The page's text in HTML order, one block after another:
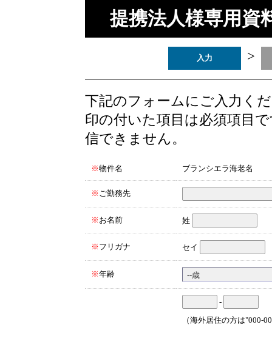
提携法人様専用資
入力 >
下記のフォームにご入力く
印の付いた項目は必須項目
信できません。
※物件名 ブランシエラ海老名
※ ご勤務先
※ お名前 姓
※ フリガナ セイ
※年齢
-
（海外居住の方は"000-